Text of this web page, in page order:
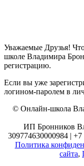
Уважаемые Друзья!
школе Владимира
регистрацию.
Если вы уже
логином-паролем в
© Онлайн-школа
ИП Бронников
309774630000984 |
Политика
сайта,